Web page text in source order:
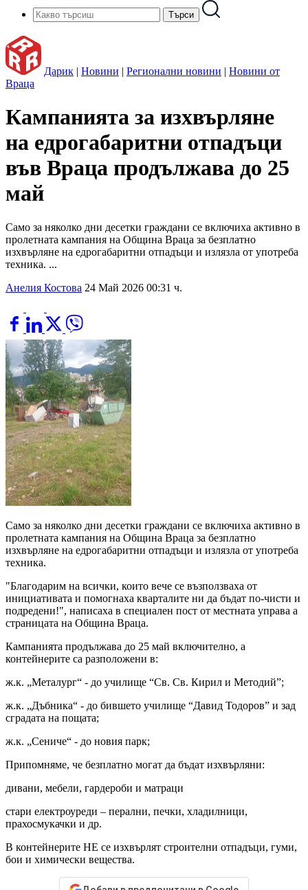
Дарик | Новини | Регионални новини | Новини от
Враца
Кампанията за изхвърляне
на едрогабаритни отпадъци
във Враца продължава до 25
май
Само за няколко дни десетки граждани се включиха активно в
пролетната кампания на Община Враца за безплатно
изхвърляне на едрогабаритни отпадъци и излязла от употреба
техника. ...
Анелия Костова 24 Май 2026 00:31 ч.
Само за няколко дни десетки граждани се включиха активно в
пролетната кампания на Община Враца за безплатно
изхвърляне на едрогабаритни отпадъци и излязла от употреба
техника.
"Благодарим на всички, които вече се възползваха от
инициативата и помогнаха кварталите ни да бъдат по-чисти и
подредени!", написаха в специален пост от местната управа а
страницата на Община Враца.
Кампанията продължава до 25 май включително, а
контейнерите са разположени в:
ж.к. „Металург“ - до училище “Св. Св. Кирил и Методий”;
ж.к. „Дъбника“ - до бившето училище “Давид Тодоров” и зад
сградата на пощата;
ж.к. „Сениче“ - до новия парк;
Припомняме, че безплатно могат да бъдат изхвърляни:
дивани, мебели, гардероби и матраци
стари електроуреди – перални, печки, хладилници,
прахосмукачки и др.
В контейнерите НЕ се изхвърлят строителни отпадъци, гуми,
бои и химически вещества.